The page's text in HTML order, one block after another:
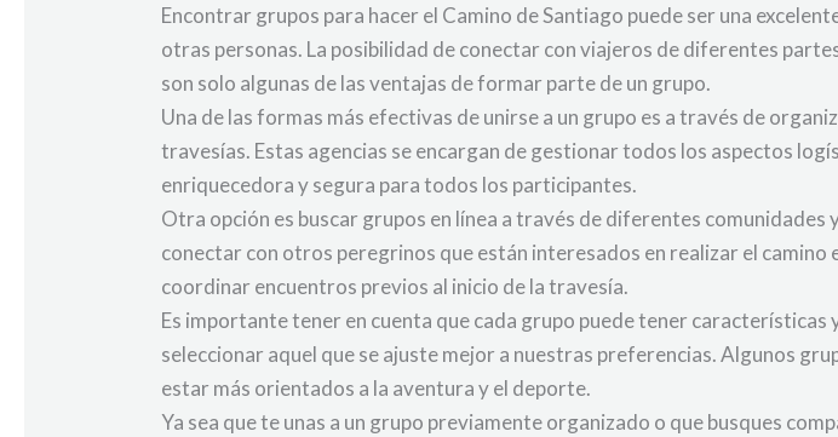
Encontrar grupos para hacer el Camino de Santiago puede ser una
otras personas. La posibilidad de conectar con viajeros de diferentes
son solo algunas de las ventajas de formar parte de un grupo.
Una de las formas más efectivas de unirse a un grupo es a través de
travesías. Estas agencias se encargan de gestionar todos los aspectos
enriquecedora y segura para todos los participantes.
Otra opción es buscar grupos en línea a través de diferentes
conectar con otros peregrinos que están interesados en realizar el
coordinar encuentros previos al inicio de la travesía.
Es importante tener en cuenta que cada grupo puede tener
seleccionar aquel que se ajuste mejor a nuestras preferencias. Algunos
estar más orientados a la aventura y el deporte.
Ya sea que te unas a un grupo previamente organizado o que busques